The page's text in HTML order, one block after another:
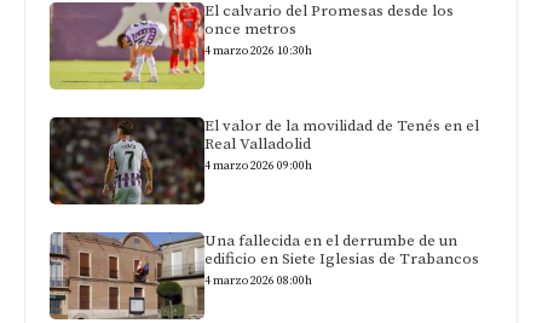
El calvario del Promesas desde los
once metros
4 marzo 2026 10:30h
El valor de la movilidad de Tenés en el
Real Valladolid
4 marzo 2026 09:00h
Una fallecida en el derrumbe de un
edificio en Siete Iglesias de Trabancos
4 marzo 2026 08:00h